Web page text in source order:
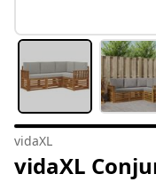
vidaXL
vidaXL